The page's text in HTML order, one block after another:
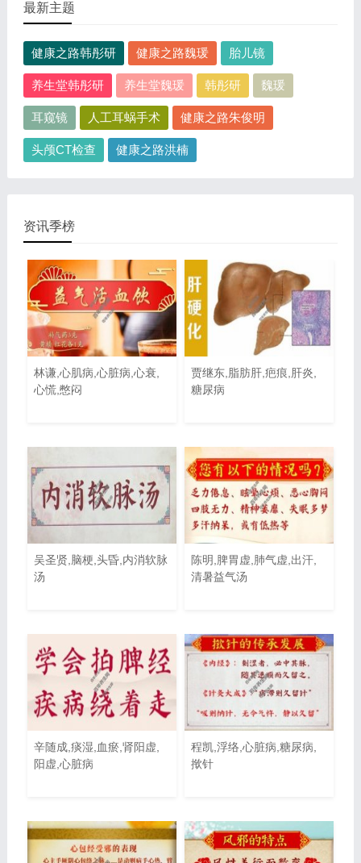
最新主题
健康之路韩彤研 健康之路魏瑗 胎儿镜
养生堂韩彤研 养生堂魏瑗 韩彤研 魏瑗
耳窥镜 人工耳蜗手术 健康之路朱俊明
头颅CT检查 健康之路洪楠
资讯季榜
林谦,心肌病,心脏病,心衰,
心慌,憋闷
贾继东,脂肪肝,疤痕,肝炎,
糖尿病
吴圣贤,脑梗,头昏,内消软脉
汤
陈明,脾胃虚,肺气虚,出汗,
清暑益气汤
辛随成,痰湿,血瘀,肾阳虚,
阳虚,心脏病
程凯,浮络,心脏病,糖尿病,
揿针